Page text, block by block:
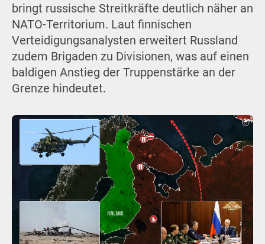
bringt russische Streitkräfte deutlich näher an
NATO-Territorium. Laut finnischen
Verteidigungsanalysten erweitert Russland
zudem Brigaden zu Divisionen, was auf einen
baldigen Anstieg der Truppenstärke an der
Grenze hindeutet.